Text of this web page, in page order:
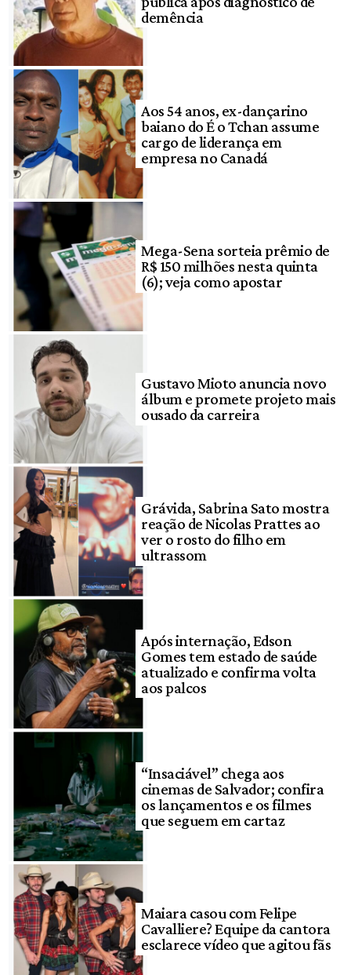
demência
Aos 54 anos, ex-dançarino
baiano do É o Tchan assume
cargo de liderança em
empresa no Canadá
Mega-Sena sorteia prêmio de
R$ 150 milhões nesta quinta
(6); veja como apostar
Gustavo Mioto anuncia novo
álbum e promete projeto mais
ousado da carreira
Grávida, Sabrina Sato mostra
reação de Nicolas Prattes ao
ver o rosto do filho em
ultrassom
Após internação, Edson
Gomes tem estado de saúde
atualizado e confirma volta
aos palcos
“Insaciável” chega aos
cinemas de Salvador; confira
os lançamentos e os filmes
que seguem em cartaz
Maiara casou com Felipe
Cavalliere? Equipe da cantora
esclarece vídeo que agitou fãs